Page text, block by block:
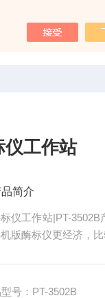
当前位置：
仪工作站
简介
仪工作站|PT-3502B
版酶标仪更经济，
号：PT-3502B